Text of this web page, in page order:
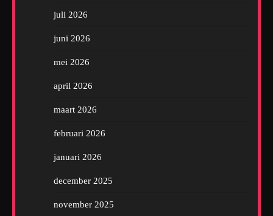
juli 2026
juni 2026
mei 2026
april 2026
maart 2026
februari 2026
januari 2026
december 2025
november 2025